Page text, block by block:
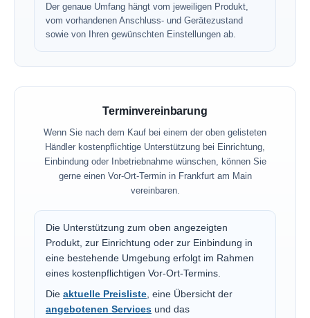
Der genaue Umfang hängt vom jeweiligen Produkt,
vom vorhandenen Anschluss- und Gerätezustand
sowie von Ihren gewünschten Einstellungen ab.
Terminvereinbarung
Wenn Sie nach dem Kauf bei einem der oben gelisteten
Händler kostenpflichtige Unterstützung bei Einrichtung,
Einbindung oder Inbetriebnahme wünschen, können Sie
gerne einen Vor-Ort-Termin in Frankfurt am Main
vereinbaren.
Die Unterstützung zum oben angezeigten
Produkt, zur Einrichtung oder zur Einbindung in
eine bestehende Umgebung erfolgt im Rahmen
eines kostenpflichtigen Vor-Ort-Termins.
Die aktuelle Preisliste , eine Übersicht der
angebotenen Services und das